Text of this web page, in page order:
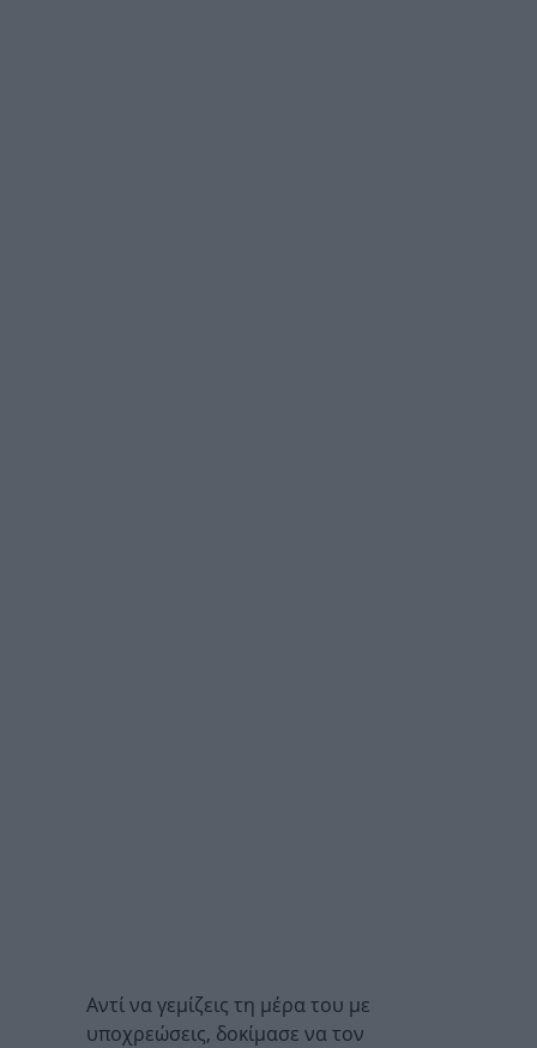
Αντί να γεμίζεις τη μέρα του με
υποχρεώσεις, δοκίμασε να τον